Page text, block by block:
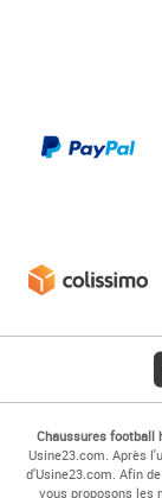
Chaussures football
Usine23.com. Après
d'Usine23.com. Afin
vous proposons les